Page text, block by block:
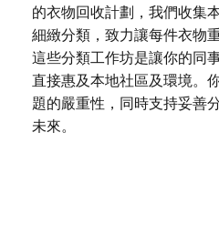
的衣物回收計劃，我們收集
細緻分類，致力讓每件衣物
這些分類工作坊是讓你的同
直接惠及本地社區及環境。
題的嚴重性，同時支持妥善
未來。